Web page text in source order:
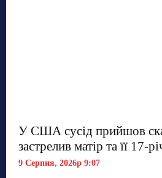
У США сусід прийшов
застрелив матір та її 17-
9 Серпня, 2026р 9:07